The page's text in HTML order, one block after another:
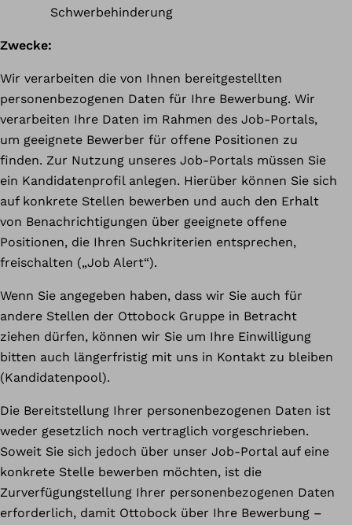
Schwerbehinderung
Zwecke:
Wir verarbeiten die von Ihnen bereitgestellten
personenbezogenen Daten für Ihre Bewerbung. Wir
verarbeiten Ihre Daten im Rahmen des Job-Portals,
um geeignete Bewerber für offene Positionen zu
finden. Zur Nutzung unseres Job-Portals müssen Sie
ein Kandidatenprofil anlegen. Hierüber können Sie sich
auf konkrete Stellen bewerben und auch den Erhalt
von Benachrichtigungen über geeignete offene
Positionen, die Ihren Suchkriterien entsprechen,
freischalten („Job Alert“).
Wenn Sie angegeben haben, dass wir Sie auch für
andere Stellen der Ottobock Gruppe in Betracht
ziehen dürfen, können wir Sie um Ihre Einwilligung
bitten auch längerfristig mit uns in Kontakt zu bleiben
(Kandidatenpool).
Die Bereitstellung Ihrer personenbezogenen Daten ist
weder gesetzlich noch vertraglich vorgeschrieben.
Soweit Sie sich jedoch über unser Job-Portal auf eine
konkrete Stelle bewerben möchten, ist die
Zurverfügungstellung Ihrer personenbezogenen Daten
erforderlich, damit Ottobock über Ihre Bewerbung –